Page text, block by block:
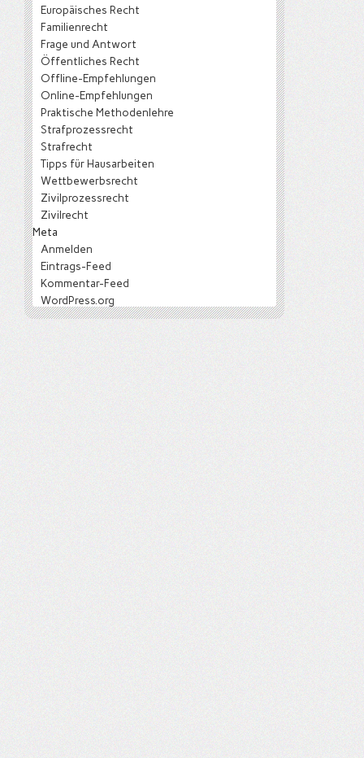
Europäisches Recht
Familienrecht
Frage und Antwort
Öffentliches Recht
Offline-Empfehlungen
Online-Empfehlungen
Praktische Methodenlehre
Strafprozessrecht
Strafrecht
Tipps für Hausarbeiten
Wettbewerbsrecht
Zivilprozessrecht
Zivilrecht
Meta
Anmelden
Eintrags-Feed
Kommentar-Feed
WordPress.org